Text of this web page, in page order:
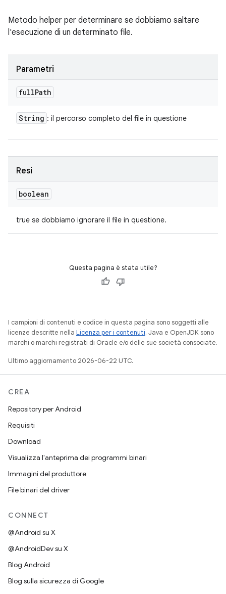
Metodo helper per determinare se dobbiamo saltare
l'esecuzione di un determinato file.
Parametri
fullPath
String : il percorso completo del file in questione
Resi
boolean
true se dobbiamo ignorare il file in questione.
Questa pagina è stata utile?
I campioni di contenuti e codice in questa pagina sono soggetti alle
licenze descritte nella Licenza per i contenuti. Java e OpenJDK sono
marchi o marchi registrati di Oracle e/o delle sue società consociate.
Ultimo aggiornamento 2026-06-22 UTC.
CREA
Repository per Android
Requisiti
Download
Visualizza l'anteprima dei programmi binari
Immagini del produttore
File binari del driver
CONNECT
@Android su X
@AndroidDev su X
Blog Android
Blog sulla sicurezza di Google